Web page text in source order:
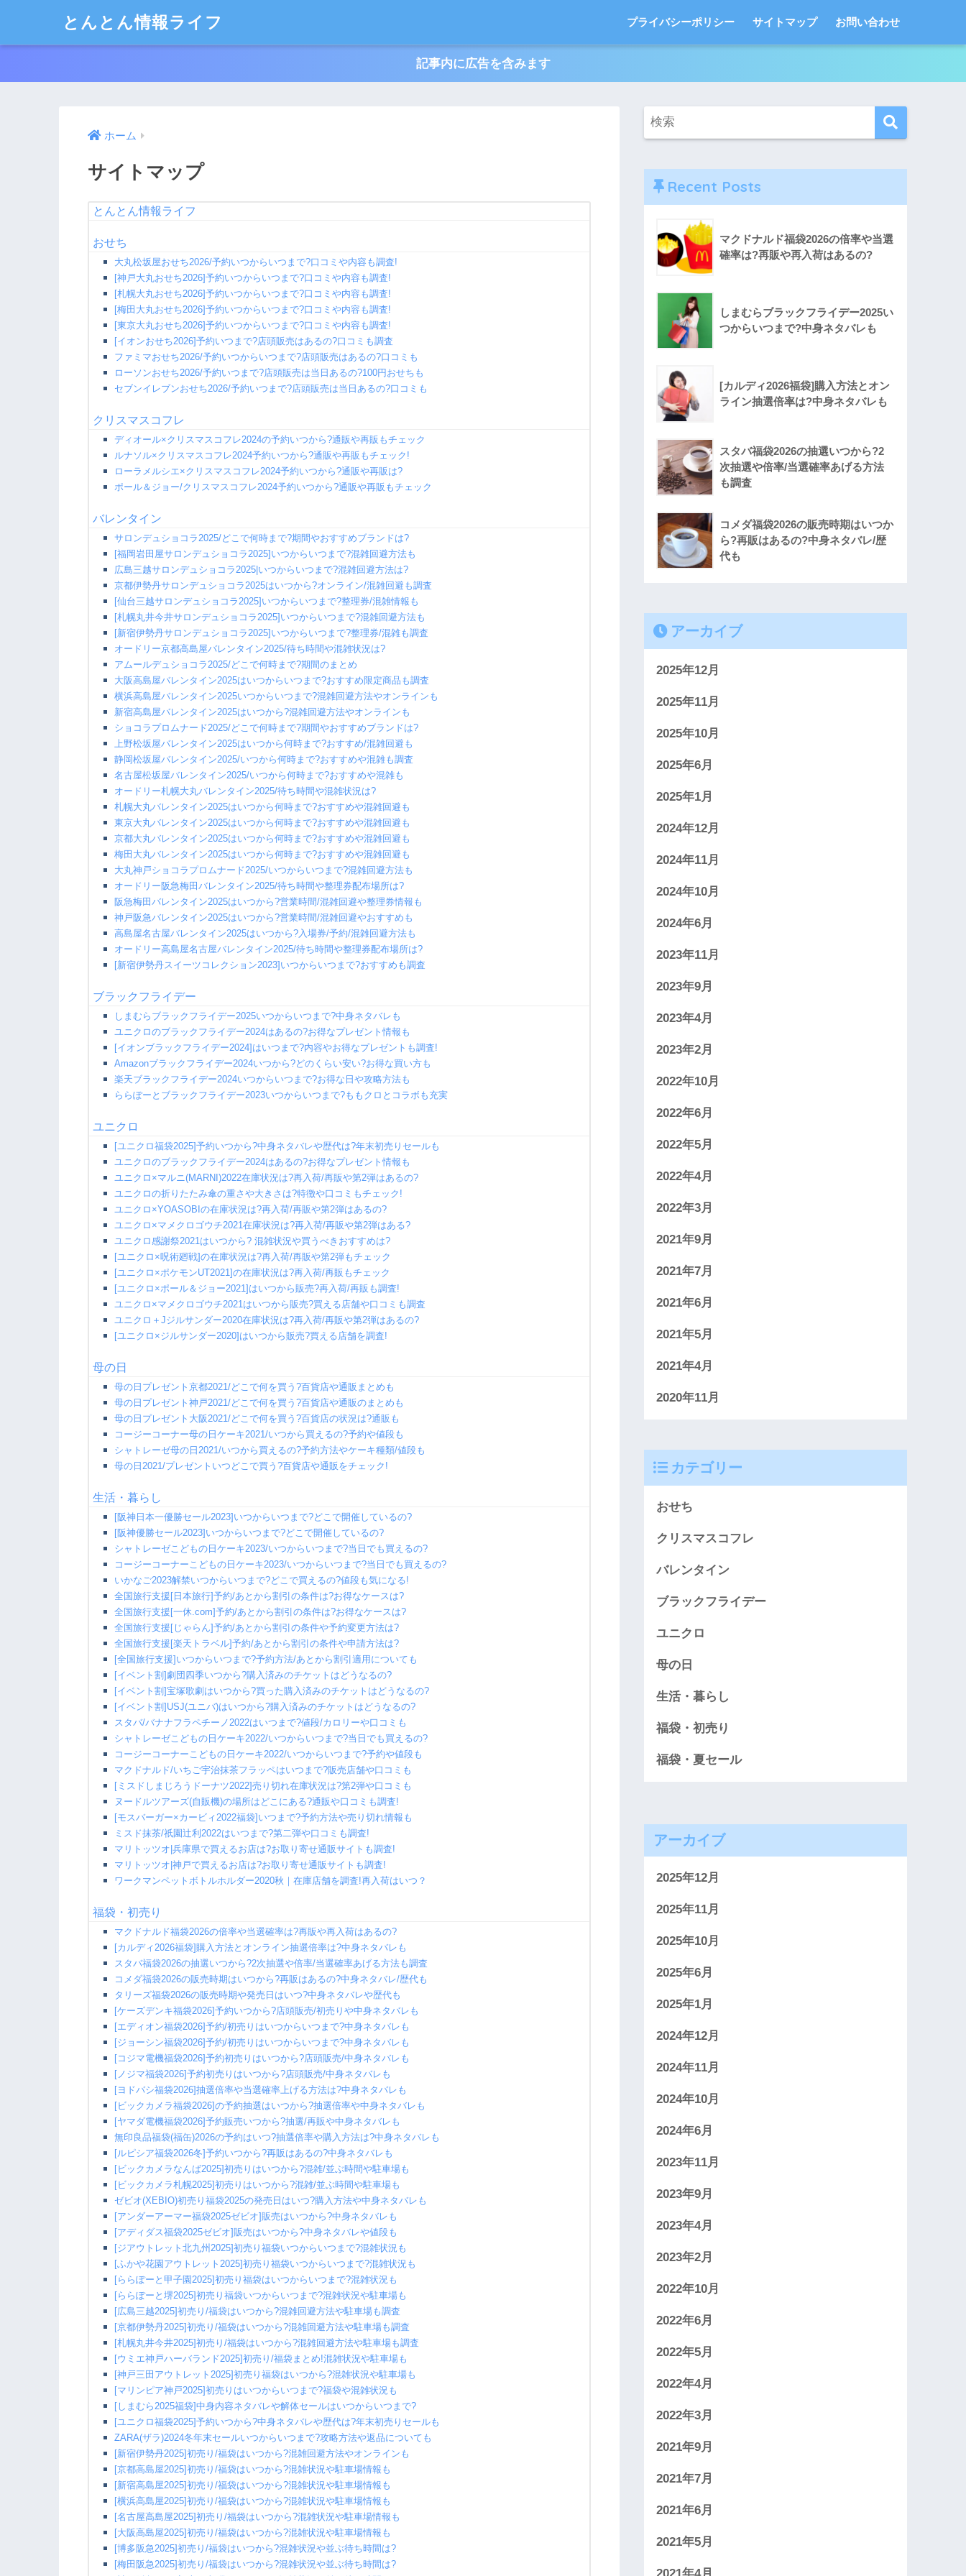
とんとん情報ライフ プライバシーポリシー サイトマップ お問い合わせ
記事内に広告を含みます
ホーム
サイトマップ
とんとん情報ライフ
おせち
大丸松坂屋おせち2026/予約いつからいつまで?口コミや内容も調査!
[神戸大丸おせち2026]予約いつからいつまで?口コミや内容も調査!
[札幌大丸おせち2026]予約いつからいつまで?口コミや内容も調査!
[梅田大丸おせち2026]予約いつからいつまで?口コミや内容も調査!
[東京大丸おせち2026]予約いつからいつまで?口コミや内容も調査!
[イオンおせち2026]予約いつまで?店頭販売はあるの?口コミも調査
ファミマおせち2026/予約いつからいつまで?店頭販売はあるの?口コミも
ローソンおせち2026/予約いつまで?店頭販売は当日あるの?100円おせちも
セブンイレブンおせち2026/予約いつまで?店頭販売は当日あるの?口コミも
クリスマスコフレ
ディオール×クリスマスコフレ2024の予約いつから?通販や再販もチェック
ルナソル×クリスマスコフレ2024予約いつから?通販や再販もチェック!
ローラメルシエ×クリスマスコフレ2024予約いつから?通販や再販は?
ポール＆ジョー/クリスマスコフレ2024予約いつから?通販や再販もチェック
バレンタイン
サロンデュショコラ2025/どこで何時まで?期間やおすすめブランドは?
[福岡岩田屋サロンデュショコラ2025]いつからいつまで?混雑回避方法も
広島三越サロンデュショコラ2025|いつからいつまで?混雑回避方法は?
京都伊勢丹サロンデュショコラ2025はいつから?オンライン/混雑回避も調査
[仙台三越サロンデュショコラ2025]いつからいつまで?整理券/混雑情報も
[札幌丸井今井サロンデュショコラ2025]いつからいつまで?混雑回避方法も
[新宿伊勢丹サロンデュショコラ2025]いつからいつまで?整理券/混雑も調査
オードリー京都高島屋バレンタイン2025/待ち時間や混雑状況は?
アムールデュショコラ2025/どこで何時まで?期間のまとめ
大阪高島屋バレンタイン2025はいつからいつまで?おすすめ限定商品も調査
横浜高島屋バレンタイン2025いつからいつまで?混雑回避方法やオンラインも
新宿高島屋バレンタイン2025はいつから?混雑回避方法やオンラインも
ショコラプロムナード2025/どこで何時まで?期間やおすすめブランドは?
上野松坂屋バレンタイン2025はいつから何時まで?おすすめ/混雑回避も
静岡松坂屋バレンタイン2025/いつから何時まで?おすすめや混雑も調査
名古屋松坂屋バレンタイン2025/いつから何時まで?おすすめや混雑も
オードリー札幌大丸バレンタイン2025/待ち時間や混雑状況は?
札幌大丸バレンタイン2025はいつから何時まで?おすすめや混雑回避も
東京大丸バレンタイン2025はいつから何時まで?おすすめや混雑回避も
京都大丸バレンタイン2025はいつから何時まで?おすすめや混雑回避も
梅田大丸バレンタイン2025はいつから何時まで?おすすめや混雑回避も
大丸神戸ショコラプロムナード2025/いつからいつまで?混雑回避方法も
オードリー阪急梅田バレンタイン2025/待ち時間や整理券配布場所は?
阪急梅田バレンタイン2025はいつから?営業時間/混雑回避や整理券情報も
神戸阪急バレンタイン2025はいつから?営業時間/混雑回避やおすすめも
高島屋名古屋バレンタイン2025はいつから?入場券/予約/混雑回避方法も
オードリー高島屋名古屋バレンタイン2025/待ち時間や整理券配布場所は?
[新宿伊勢丹スイーツコレクション2023]いつからいつまで?おすすめも調査
ブラックフライデー
しまむらブラックフライデー2025いつからいつまで?中身ネタバレも
ユニクロのブラックフライデー2024はあるの?お得なプレゼント情報も
[イオンブラックフライデー2024]はいつまで?内容やお得なプレゼントも調査!
Amazonブラックフライデー2024いつから?どのくらい安い?お得な買い方も
楽天ブラックフライデー2024いつからいつまで?お得な日や攻略方法も
ららぽーとブラックフライデー2023いつからいつまで?ももクロとコラボも充実
ユニクロ
[ユニクロ福袋2025]予約いつから?中身ネタバレや歴代は?年末初売りセールも
ユニクロのブラックフライデー2024はあるの?お得なプレゼント情報も
ユニクロ×マルニ(MARNI)2022在庫状況は?再入荷/再販や第2弾はあるの?
ユニクロの折りたたみ傘の重さや大きさは?特徴や口コミもチェック!
ユニクロ×YOASOBIの在庫状況は?再入荷/再販や第2弾はあるの?
ユニクロ×マメクロゴウチ2021在庫状況は?再入荷/再販や第2弾はある?
ユニクロ感謝祭2021はいつから? 混雑状況や買うべきおすすめは?
[ユニクロ×呪術廻戦]の在庫状況は?再入荷/再販や第2弾もチェック
[ユニクロ×ポケモンUT2021]の在庫状況は?再入荷/再販もチェック
[ユニクロ×ポール＆ジョー2021]はいつから販売?再入荷/再販も調査!
ユニクロ×マメクロゴウチ2021はいつから販売?買える店舗や口コミも調査
ユニクロ＋Jジルサンダー2020在庫状況は?再入荷/再販や第2弾はあるの?
[ユニクロ×ジルサンダー2020]はいつから販売?買える店舗を調査!
母の日
母の日プレゼント京都2021/どこで何を買う?百貨店や通販まとめも
母の日プレゼント神戸2021/どこで何を買う?百貨店や通販のまとめも
母の日プレゼント大阪2021/どこで何を買う?百貨店の状況は?通販も
コージーコーナー母の日ケーキ2021/いつから買えるの?予約や値段も
シャトレーゼ母の日2021/いつから買えるの?予約方法やケーキ種類/値段も
母の日2021/プレゼントいつどこで買う?百貨店や通販をチェック!
生活・暮らし
[阪神日本一優勝セール2023]いつからいつまで?どこで開催しているの?
[阪神優勝セール2023]いつからいつまで?どこで開催しているの?
シャトレーゼこどもの日ケーキ2023/いつからいつまで?当日でも買えるの?
コージーコーナーこどもの日ケーキ2023/いつからいつまで?当日でも買えるの?
いかなご2023解禁いつからいつまで?どこで買えるの?値段も気になる!
全国旅行支援[日本旅行]予約/あとから割引の条件は?お得なケースは?
全国旅行支援[一休.com]予約/あとから割引の条件は?お得なケースは?
全国旅行支援[じゃらん]予約/あとから割引の条件や予約変更方法は?
全国旅行支援[楽天トラベル]予約/あとから割引の条件や申請方法は?
[全国旅行支援]いつからいつまで?予約方法/あとから割引適用についても
[イベント割]劇団四季いつから?購入済みのチケットはどうなるの?
[イベント割]宝塚歌劇はいつから?買った購入済みのチケットはどうなるの?
[イベント割]USJ(ユニバ)はいつから?購入済みのチケットはどうなるの?
スタバ/バナナフラペチーノ2022はいつまで?値段/カロリーや口コミも
シャトレーゼこどもの日ケーキ2022/いつからいつまで?当日でも買えるの?
コージーコーナーこどもの日ケーキ2022/いつからいつまで?予約や値段も
マクドナルド/いちご宇治抹茶フラッペはいつまで?販売店舗や口コミも
[ミスドしまじろうドーナツ2022]売り切れ在庫状況は?第2弾や口コミも
ヌードルツアーズ(自販機)の場所はどこにある?通販や口コミも調査!
[モスバーガー×カービィ2022福袋]いつまで?予約方法や売り切れ情報も
ミスド抹茶/祇園辻利2022はいつまで?第二弾や口コミも調査!
マリトッツオ|兵庫県で買えるお店は?お取り寄せ通販サイトも調査!
マリトッツオ|神戸で買えるお店は?お取り寄せ通販サイトも調査!
ワークマンペットボトルホルダー2020秋｜在庫店舗を調査!再入荷はいつ？
福袋・初売り
マクドナルド福袋2026の倍率や当選確率は?再販や再入荷はあるの?
[カルディ2026福袋]購入方法とオンライン抽選倍率は?中身ネタバレも
スタバ福袋2026の抽選いつから?2次抽選や倍率/当選確率あげる方法も調査
コメダ福袋2026の販売時期はいつから?再販はあるの?中身ネタバレ/歴代も
タリーズ福袋2026の販売時期や発売日はいつ?中身ネタバレや歴代も
[ケーズデンキ福袋2026]予約いつから?店頭販売/初売りや中身ネタバレも
[エディオン福袋2026]予約/初売りはいつからいつまで?中身ネタバレも
[ジョーシン福袋2026]予約/初売りはいつからいつまで?中身ネタバレも
[コジマ電機福袋2026]予約初売りはいつから?店頭販売/中身ネタバレも
[ノジマ福袋2026]予約初売りはいつから?店頭販売/中身ネタバレも
[ヨドバシ福袋2026]抽選倍率や当選確率上げる方法は?中身ネタバレも
[ビックカメラ福袋2026]の予約抽選はいつから?抽選倍率や中身ネタバレも
[ヤマダ電機福袋2026]予約販売いつから?抽選/再販や中身ネタバレも
無印良品福袋(福缶)2026の予約はいつ?抽選倍率や購入方法は?中身ネタバレも
[ルピシア福袋2026冬]予約いつから?再販はあるの?中身ネタバレも
[ビックカメラなんば2025]初売りはいつから?混雑/並ぶ時間や駐車場も
[ビックカメラ札幌2025]初売りはいつから?混雑/並ぶ時間や駐車場も
ゼビオ(XEBIO)初売り福袋2025の発売日はいつ?購入方法や中身ネタバレも
[アンダーアーマー福袋2025ゼビオ]販売はいつから?中身ネタバレも
[アディダス福袋2025ゼビオ]販売はいつから?中身ネタバレや値段も
[ジアウトレット北九州2025]初売り福袋いつからいつまで?混雑状況も
[ふかや花園アウトレット2025]初売り福袋いつからいつまで?混雑状況も
[ららぽーと甲子園2025]初売り福袋はいつからいつまで?混雑状況も
[ららぽーと堺2025]初売り福袋いつからいつまで?混雑状況や駐車場も
[広島三越2025]初売り/福袋はいつから?混雑回避方法や駐車場も調査
[京都伊勢丹2025]初売り/福袋はいつから?混雑回避方法や駐車場も調査
[札幌丸井今井2025]初売り/福袋はいつから?混雑回避方法や駐車場も調査
[ウミエ神戸ハーバランド2025]初売り/福袋まとめ!混雑状況や駐車場も
[神戸三田アウトレット2025]初売り福袋はいつから?混雑状況や駐車場も
[マリンピア神戸2025]初売りはいつからいつまで?福袋や混雑状況も
[しまむら2025福袋]中身内容ネタバレや解体セールはいつからいつまで?
[ユニクロ福袋2025]予約いつから?中身ネタバレや歴代は?年末初売りセールも
ZARA(ザラ)2024冬年末セールいつからいつまで?攻略方法や返品についても
[新宿伊勢丹2025]初売り/福袋はいつから?混雑回避方法やオンラインも
[京都高島屋2025]初売り/福袋はいつから?混雑状況や駐車場情報も
[新宿高島屋2025]初売り/福袋はいつから?混雑状況や駐車場情報も
[横浜高島屋2025]初売り/福袋はいつから?混雑状況や駐車場情報も
[名古屋高島屋2025]初売り/福袋はいつから?混雑状況や駐車場情報も
[大阪高島屋2025]初売り/福袋はいつから?混雑状況や駐車場情報も
[博多阪急2025]初売り/福袋はいつから?混雑状況や並ぶ待ち時間は?
[梅田阪急2025]初売り/福袋はいつから?混雑状況や並ぶ待ち時間は?
Recent Posts
マクドナルド福袋2026の倍率や当選
確率は?再販や再入荷はあるの?
しまむらブラックフライデー2025い
つからいつまで?中身ネタバレも
[カルディ2026福袋]購入方法とオン
ライン抽選倍率は?中身ネタバレも
スタバ福袋2026の抽選いつから?2
次抽選や倍率/当選確率あげる方法
も調査
コメダ福袋2026の販売時期はいつか
ら?再販はあるの?中身ネタバレ/歴
代も
アーカイブ
2025年12月
2025年11月
2025年10月
2025年6月
2025年1月
2024年12月
2024年11月
2024年10月
2024年6月
2023年11月
2023年9月
2023年4月
2023年2月
2022年10月
2022年6月
2022年5月
2022年4月
2022年3月
2021年9月
2021年7月
2021年6月
2021年5月
2021年4月
2020年11月
カテゴリー
おせち
クリスマスコフレ
バレンタイン
ブラックフライデー
ユニクロ
母の日
生活・暮らし
福袋・初売り
福袋・夏セール
アーカイブ
2025年12月
2025年11月
2025年10月
2025年6月
2025年1月
2024年12月
2024年11月
2024年10月
2024年6月
2023年11月
2023年9月
2023年4月
2023年2月
2022年10月
2022年6月
2022年5月
2022年4月
2022年3月
2021年9月
2021年7月
2021年6月
2021年5月
2021年4月